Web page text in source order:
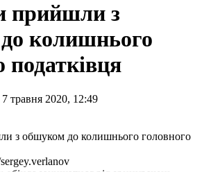
прийшли з
колишнього
податківця
травня 2020, 12:49